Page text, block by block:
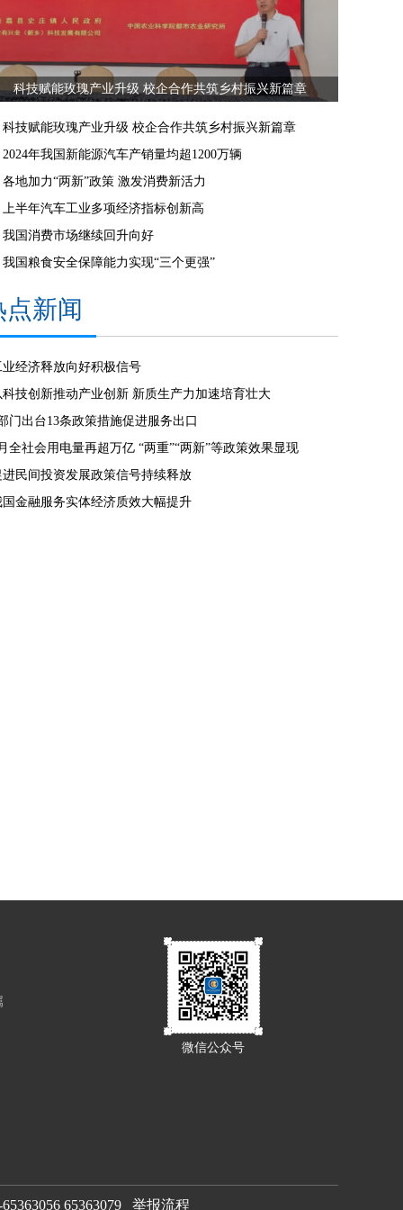
科技赋能玫瑰产业升级 校企合作共筑乡村振兴新篇章
科技赋能玫瑰产业升级 校企合作共筑乡村振兴新篇章
2024年我国新能源汽车产销量均超1200万辆
各地加力“两新”政策 激发消费新活力
上半年汽车工业多项经济指标创新高
我国消费市场继续回升向好
我国粮食安全保障能力实现“三个更强”
点新闻
业经济释放向好积极信号
科技创新推动产业创新 新质生产力加速培育壮大
门出台13条政策措施促进服务出口
全社会用电量再超万亿 “两重”“两新”等政策效果显现
进民间投资发展政策信号持续释放
国金融服务实体经济质效大幅提升
微信公众号
65363079 举报流程